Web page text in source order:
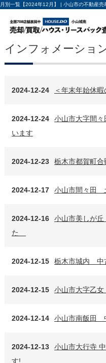
インフォメーショ
2024-12-24 ＜年末年始休暇
2024-12-24
小山市大字間
います
2024-12-23 栃木市都賀町
2024-12-17 小山市間々田
2024-12-16
小山市美しが
た
2024-12-15 栃木市城内 中
2024-12-15 小山市大字乙
2024-12-14 小山市南飯田
2024-12-13
小山市大行寺
す!